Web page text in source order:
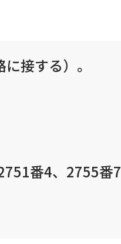
接する）。
番4、2755番7